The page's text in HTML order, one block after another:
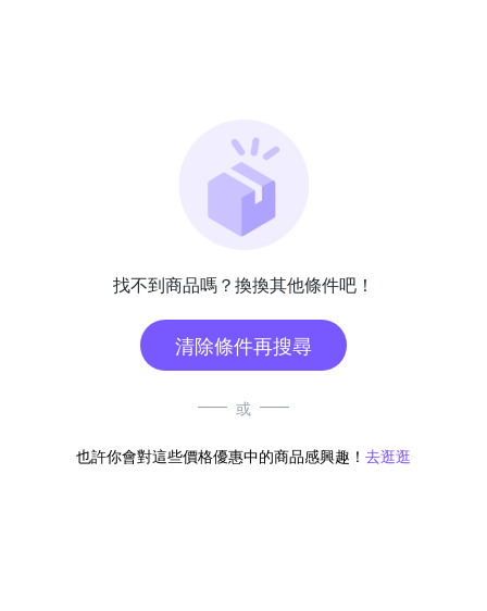
找不到商品嗎？換換其他條件吧！
清除條件再搜尋
或
也許你會對這些價格優惠中的商品感興趣！ 去逛逛